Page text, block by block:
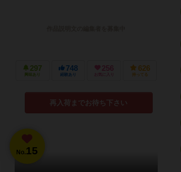
297
興味あり
748
経験あり
256
お気に入り
626
持ってる
再入荷までお待ち下さい
No.15